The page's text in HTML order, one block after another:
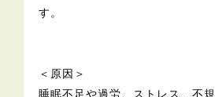
す。
＜原因＞
睡眠不足や過労、ストレス、不